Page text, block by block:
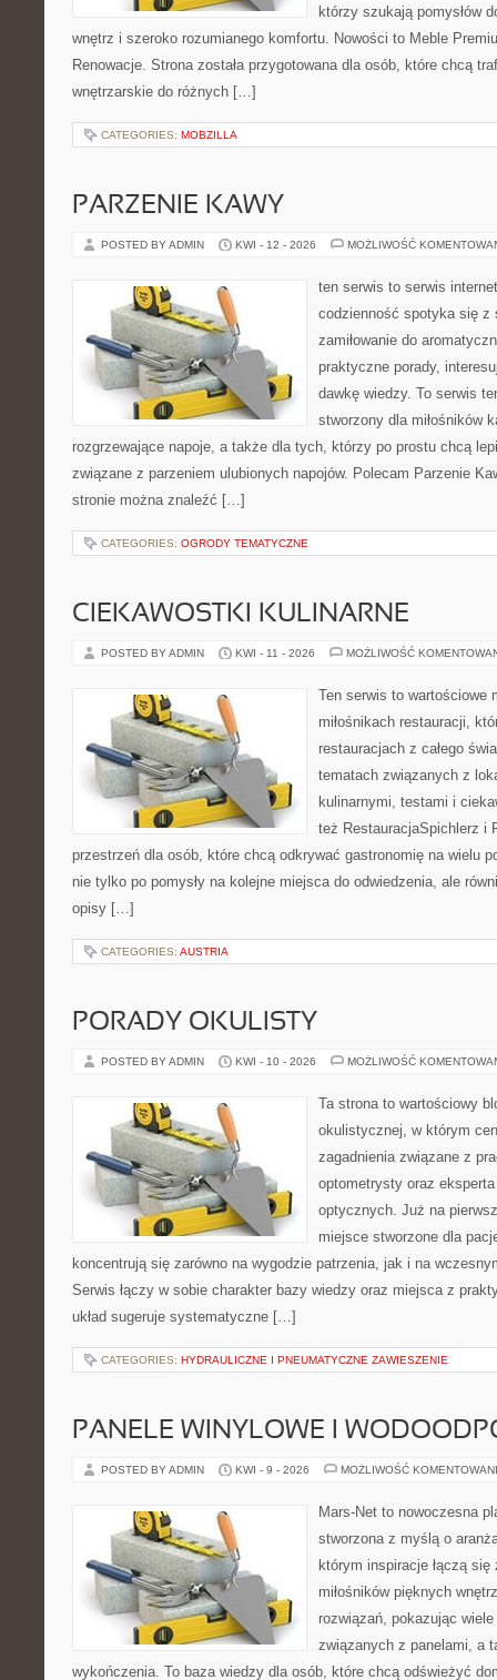
którzy szukają pomysłów
wnętrz i szeroko rozumianego komfortu. Nowości to Meble
Renowacje. Strona została przygotowana dla osób, które chcą
wnętrzarskie do różnych […]
CATEGORIES: MOBZILLA
PARZENIE KAWY
POSTED BY ADMIN KWI - 12 - 2026 MOŻLIWOŚĆ
ten serwis to serwis
codzienność spotyka się z
zamiłowanie do
praktyczne porady,
dawkę wiedzy. To serwis
stworzony dla miłośników
rozgrzewające napoje, a także dla tych, którzy po prostu chcą
związane z parzeniem ulubionych napojów. Polecam Parzenie
stronie można znaleźć […]
CATEGORIES: OGRODY TEMATYCZNE
CIEKAWOSTKI KULINARNE
POSTED BY ADMIN KWI - 11 - 2026 MOŻLIWOŚĆ
Ten serwis to wartościowe
miłośnikach restauracji,
restauracjach z całego
tematach związanych z
kulinarnymi, testami i
też RestauracjaSpichlerz i
przestrzeń dla osób, które chcą odkrywać gastronomię na wielu
nie tylko po pomysły na kolejne miejsca do odwiedzenia, ale
opisy […]
CATEGORIES: AUSTRIA
PORADY OKULISTY
POSTED BY ADMIN KWI - 10 - 2026 MOŻLIWOŚĆ
Ta strona to wartościowy
okulistycznej, w którym
zagadnienia związane z
optometrysty oraz
optycznych. Już na
miejsce stworzone dla
koncentrują się zarówno na wygodzie patrzenia, jak i na
Serwis łączy w sobie charakter bazy wiedzy oraz miejsca z
układ sugeruje systematyczne […]
CATEGORIES: HYDRAULICZNE I PNEUMATYCZNE ZAWIESZENIE
PANELE WINYLOWE I
POSTED BY ADMIN KWI - 9 - 2026 MOŻLIWOŚĆ
Mars-Net to nowoczesna
stworzona z myślą o
którym inspiracje łączą
miłośników pięknych
rozwiązań, pokazując
związanych z panelami, a
wykończenia. To baza wiedzy dla osób, które chcą odświeżyć